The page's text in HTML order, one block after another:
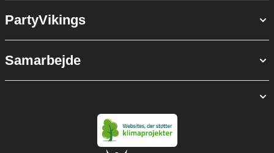
PartyVikings
Samarbejde